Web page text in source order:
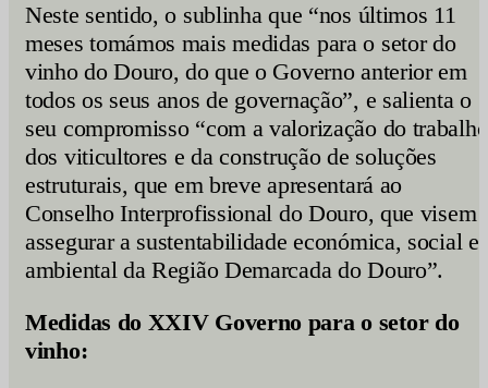
Neste sentido, o sublinha que “nos últimos 11
meses tomámos mais medidas para o setor do
vinho do Douro, do que o Governo anterior em
todos os seus anos de governação”, e salienta o
seu compromisso “com a valorização do trabalho
dos viticultores e da construção de soluções
estruturais, que em breve apresentará ao
Conselho Interprofissional do Douro, que visem
assegurar a sustentabilidade económica, social e
ambiental da Região Demarcada do Douro”.
Medidas do XXIV Governo para o setor do
vinho: